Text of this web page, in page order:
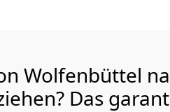
Wolfenbüttel
Das